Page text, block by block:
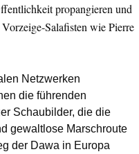
propangieren und
Salafisten wie Pierre
Netzwerken
die führenden
Schaubilder, die die
gewaltlose Marschroute
der Dawa in Europa